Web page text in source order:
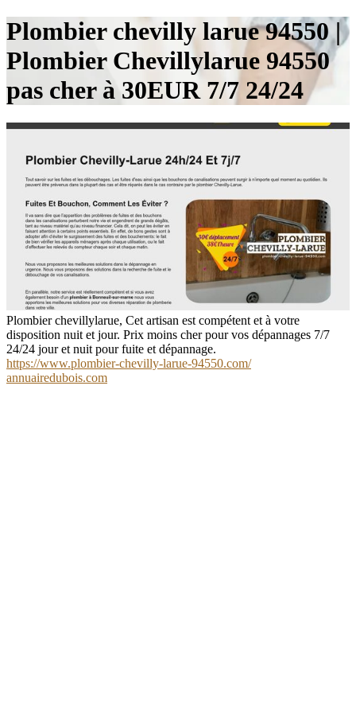
Plombier chevilly larue 94550 |
Plombier Chevillylarue 94550
pas cher à 30EUR 7/7 24/24
Plombier chevillylarue, Cet artisan est compétent et à votre
disposition nuit et jour. Prix moins cher pour vos dépannages 7/7
24/24 jour et nuit pour fuite et dépannage.
https://www.plombier-chevilly-larue-94550.com/
annuairedubois.com